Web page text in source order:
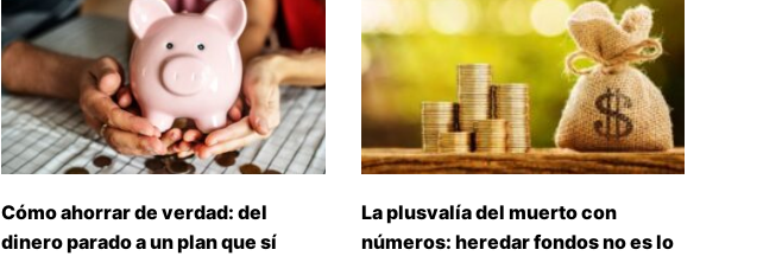
Cómo ahorrar de verdad: del
dinero parado a un plan que sí
La plusvalía del muerto con
números: heredar fondos no es lo